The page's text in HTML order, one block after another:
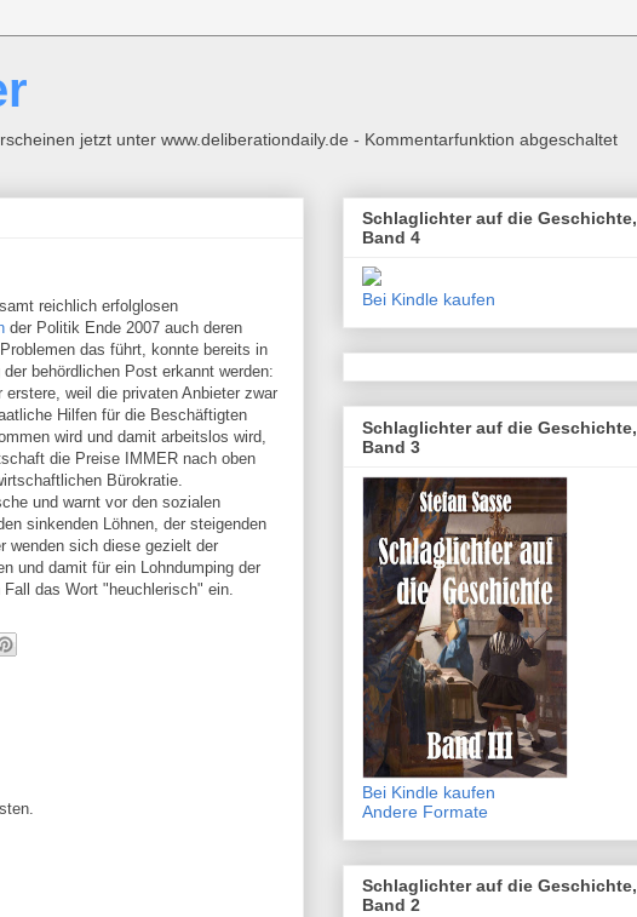
jetzt unter www.deliberationdaily.de - Kommentarfunktion abgeschaltet
reichlich erfolglosen
der Politik Ende 2007 auch deren
das führt, konnte bereits in
behördlichen Post erkannt werden:
weil die privaten Anbieter zwar
Hilfen für die Beschäftigten
wird und damit arbeitslos wird,
die Preise IMMER nach oben
Bürokratie.
und warnt vor den sozialen
sinkenden Löhnen, der steigenden
wenden sich diese gezielt der
und damit für ein Lohndumping der
das Wort "heuchlerisch" ein.
Schlaglichter auf die Geschichte,
Band 4
Bei Kindle kaufen
Schlaglichter auf die Geschichte,
Band 3
Bei Kindle kaufen
Andere Formate
Schlaglichter auf die Geschichte,
Band 2